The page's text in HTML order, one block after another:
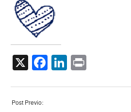
X Facebook
LinkedIn
Post Previo: